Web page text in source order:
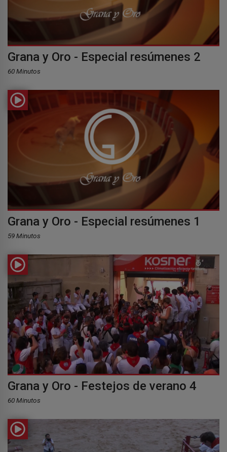
Grana y Oro - Especial resúmenes 2
60 Minutos
Grana y Oro - Especial resúmenes 1
59 Minutos
Grana y Oro - Festejos de verano 4
60 Minutos